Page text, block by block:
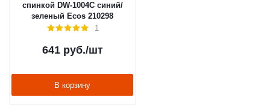
спинкой DW-1004C синий/
зеленый Ecos 210298
1
641руб./шт
В корзину